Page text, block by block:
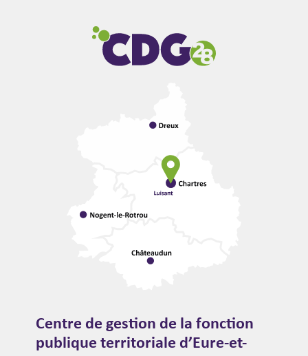
Centre de gestion de la fonction
publique territoriale d’Eure-et-